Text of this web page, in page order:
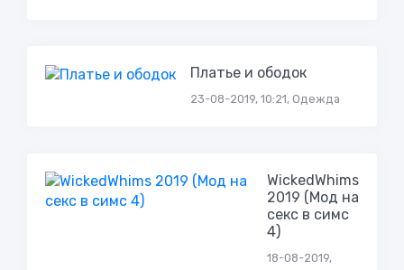
Платье и ободок
23-08-2019, 10:21, Одежда
WickedWhims
2019 (Мод на
секс в симс
4)
18-08-2019,